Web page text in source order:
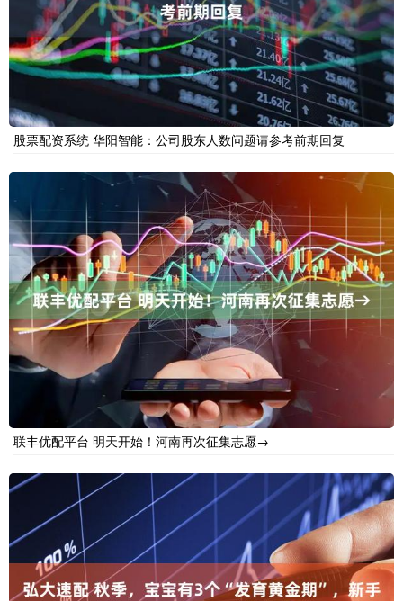
股票配资系统 华阳智能：公司股东人数问题请参考前期回复
联丰优配平台 明天开始！河南再次征集志愿→